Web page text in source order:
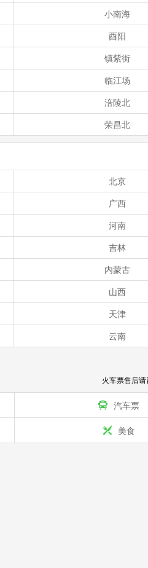
小南海
酉阳
镇紫街
临江场
涪陵北
荣昌北
北京
广西
河南
吉林
内蒙古
山西
天津
云南
火车票售后
汽车票
美食